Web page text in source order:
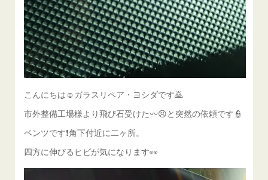
こんにちは☺ガラスリペア・ヨシダです🙇
市外整備工場様より飛び石受けた〰😣と突然の依頼です👮
ベンツです❗角下付近に二ヶ所。
四方に伸びるヒビが気になります👀